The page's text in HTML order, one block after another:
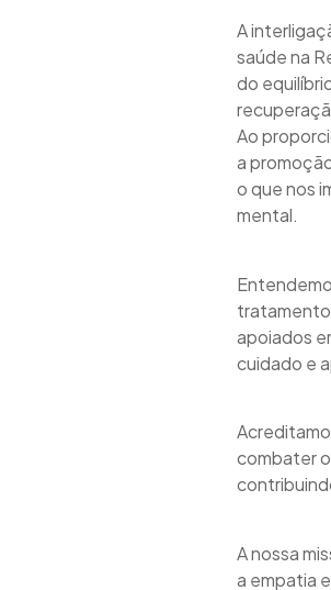
A
saúde na
do
Ao
a
o que nos
mental.
apoiados
cuidado e
combater
A nossa
a empatia